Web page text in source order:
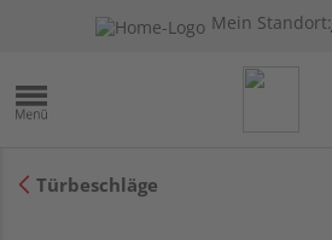
Mein Standort:
Türbeschläge